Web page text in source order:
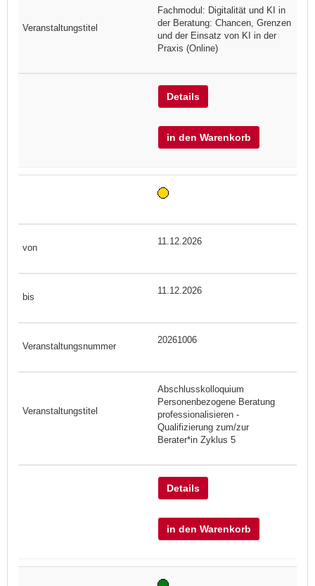
Fachmodul: Digitalität und KI in
der Beratung: Chancen, Grenzen
und der Einsatz von KI in der
Praxis (Online)
Details
in den Warenkorb
11.12.2026
11.12.2026
20261006
Abschlusskolloquium
Personenbezogene Beratung
professionalisieren -
Qualifizierung zum/zur
Berater*in Zyklus 5
Details
in den Warenkorb